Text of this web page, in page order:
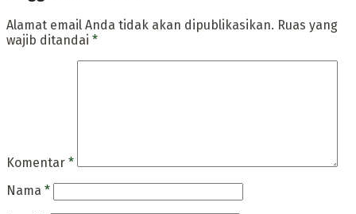
Alamat email Anda tidak akan dipublikasikan. Ruas yang
wajib ditandai *
Komentar *
Nama *